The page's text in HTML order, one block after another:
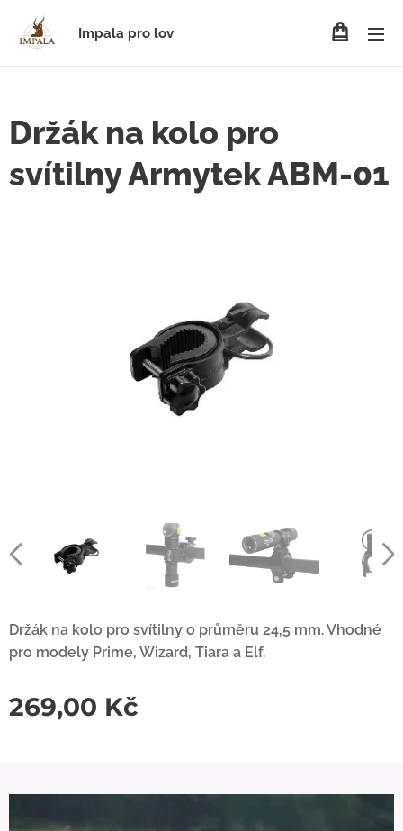
Impala pro lov
Držák na kolo pro
svítilny Armytek ABM-01
Držák na kolo pro svítilny o průměru 24,5 mm. Vhodné
pro modely Prime, Wizard, Tiara a Elf.
269,00 Kč